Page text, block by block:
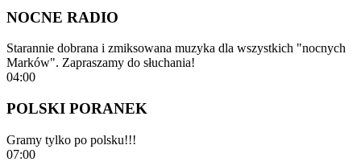
NOCNE RADIO
Starannie dobrana i zmiksowana muzyka dla wszystkich "nocnych
Marków". Zapraszamy do słuchania!
04:00
POLSKI PORANEK
Gramy tylko po polsku!!!
07:00